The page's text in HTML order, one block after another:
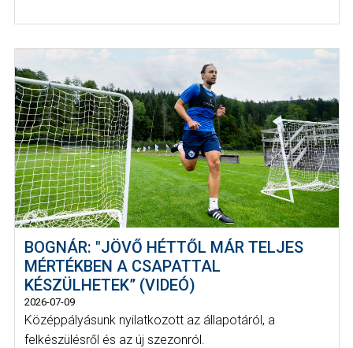
BOGNÁR: "JÖVŐ HÉTTŐL MÁR TELJES
MÉRTÉKBEN A CSAPATTAL
KÉSZÜLHETEK” (VIDEÓ)
2026-07-09
Középpályásunk nyilatkozott az állapotáról, a
felkészülésről és az új szezonról.